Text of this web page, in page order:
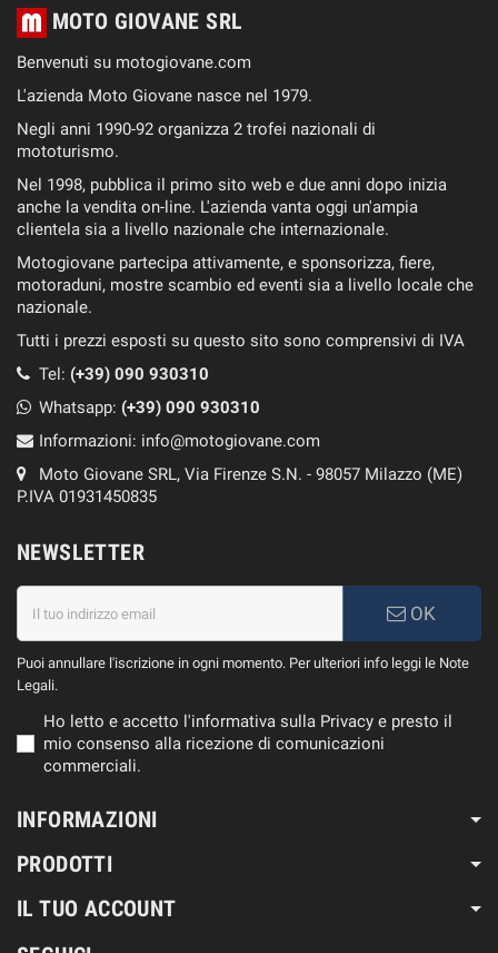
MOTO GIOVANE SRL
Benvenuti su motogiovane.com
L'azienda Moto Giovane nasce nel 1979.
Negli anni 1990-92 organizza 2 trofei nazionali di
mototurismo.
Nel 1998, pubblica il primo sito web e due anni dopo inizia
anche la vendita on-line. L'azienda vanta oggi un'ampia
clientela sia a livello nazionale che internazionale.
Motogiovane partecipa attivamente, e sponsorizza, fiere,
motoraduni, mostre scambio ed eventi sia a livello locale che
nazionale.
Tutti i prezzi esposti su questo sito sono comprensivi di IVA
Tel: (+39) 090 930310
Whatsapp: (+39) 090 930310
Informazioni: info@motogiovane.com
Moto Giovane SRL, Via Firenze S.N. - 98057 Milazzo (ME)
P.IVA 01931450835
NEWSLETTER
OK
Puoi annullare l'iscrizione in ogni momento. Per ulteriori info leggi le Note
Legali.
Ho letto e accetto l'informativa sulla Privacy e presto il
mio consenso alla ricezione di comunicazioni
commerciali.
INFORMAZIONI
PRODOTTI
IL TUO ACCOUNT